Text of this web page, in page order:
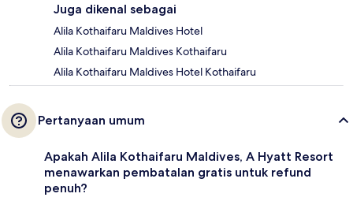
Juga dikenal sebagai
Alila Kothaifaru Maldives Hotel
Alila Kothaifaru Maldives Kothaifaru
Alila Kothaifaru Maldives Hotel Kothaifaru
Pertanyaan umum
Apakah Alila Kothaifaru Maldives, A Hyatt Resort
menawarkan pembatalan gratis untuk refund
penuh?